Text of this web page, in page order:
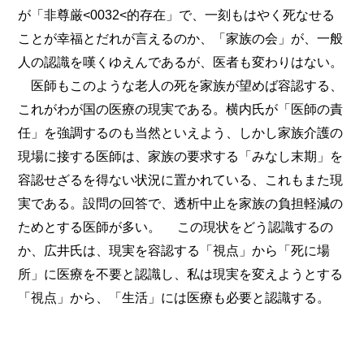
が「非尊厳<0032<的存在」で、一刻もはやく死なせる
ことが幸福とだれが言えるのか、「家族の会」が、一般
人の認識を嘆くゆえんであるが、医者も変わりはない。
医師もこのような老人の死を家族が望めば容認する、
これがわが国の医療の現実である。横内氏が「医師の責
任」を強調するのも当然といえよう、しかし家族介護の
現場に接する医師は、家族の要求する「みなし末期」を
容認せざるを得ない状況に置かれている、これもまた現
実である。設問の回答で、透析中止を家族の負担軽減の
ためとする医師が多い。 この現状をどう認識するの
か、広井氏は、現実を容認する「視点」から「死に場
所」に医療を不要と認識し、私は現実を変えようとする
「視点」から、「生活」には医療も必要と認識する。